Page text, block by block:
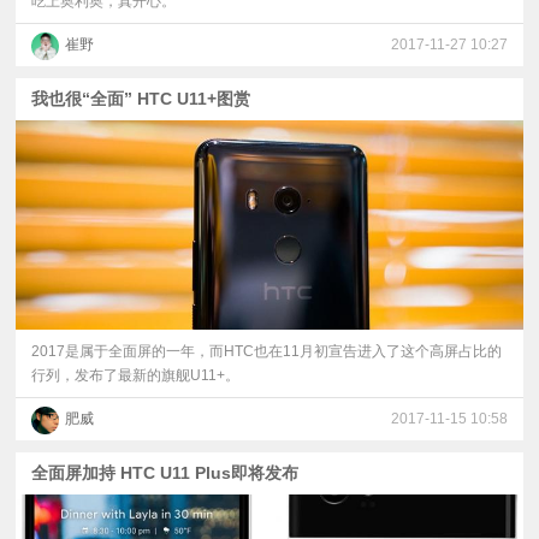
崔野 2017-11-27 10:27
我也很“全面” HTC U11+图赏
2017是属于全面屏的一年，而HTC也在11月初宣告进入了这个高屏占比的
行列，发布了最新的旗舰U11+。
肥威 2017-11-15 10:58
全面屏加持 HTC U11 Plus即将发布